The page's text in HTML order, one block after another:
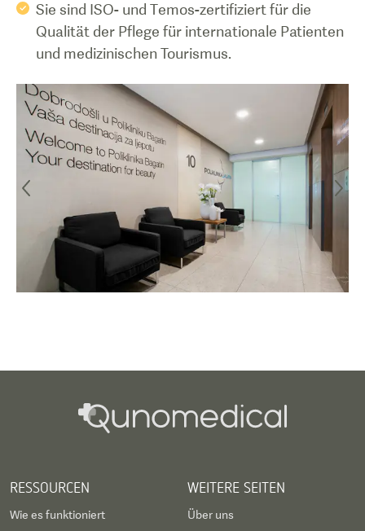
Sie sind ISO- und Temos-zertifiziert für die
Qualität der Pflege für internationale Patienten
und medizinischen Tourismus.
RESSOURCEN
Wie es funktioniert
WEITERE SEITEN
Über uns